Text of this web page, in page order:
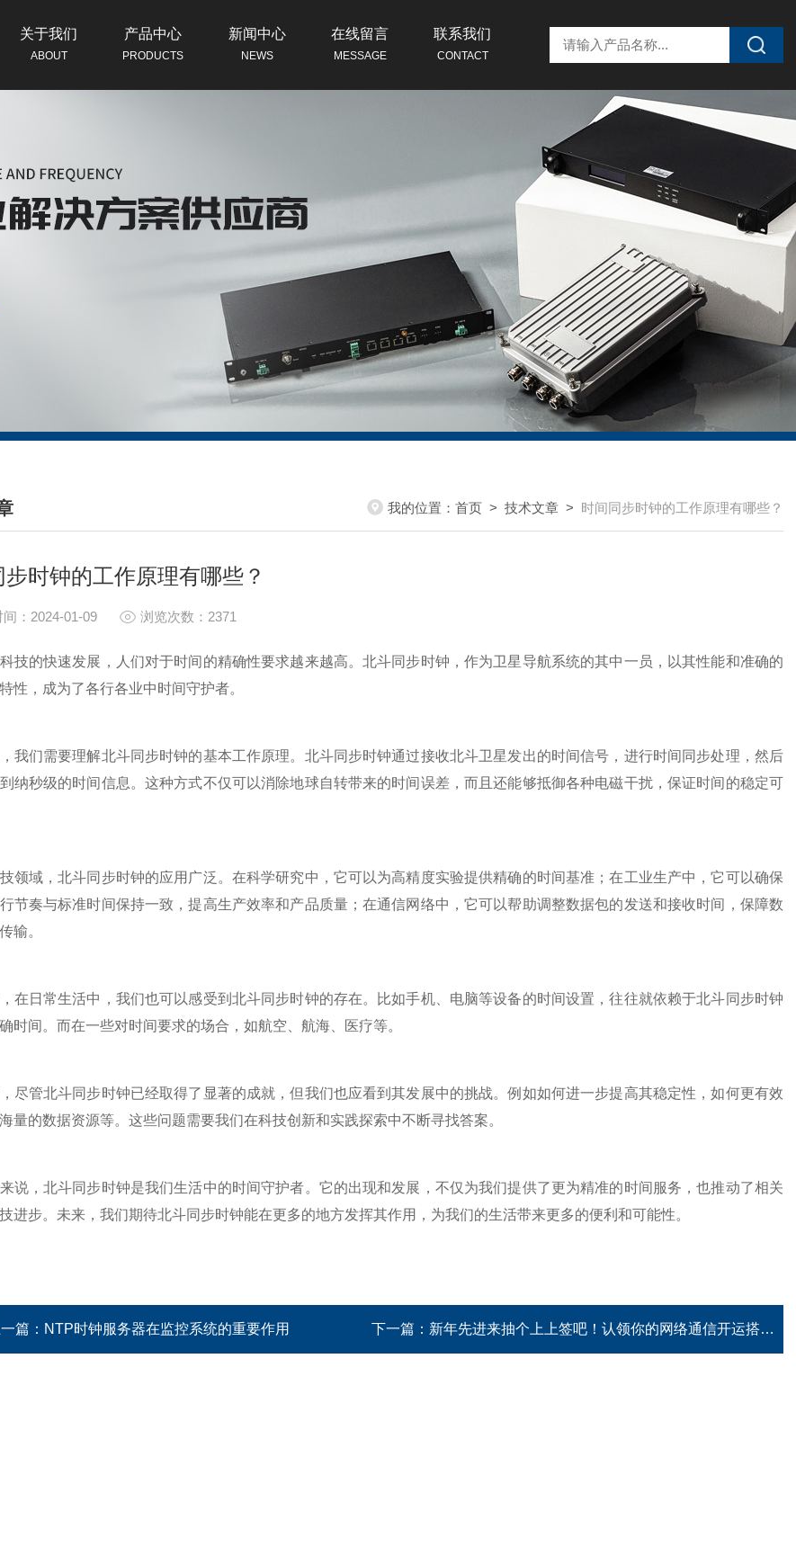
关于我们
ABOUT
产品中心
PRODUCTS
新闻中心
NEWS
在线留言
MESSAGE
联系我们
CONTACT
ARTICLES
我的位置： 首页 > 技术文章 > 时间同步时钟的工作原理有哪些？
步时钟的工作原理有哪些？
间：2024-01-09 浏览次数：2371
的快速发展，人们对于时间的精确性要求越来越高。北斗同步时钟，作为卫星导航系统的其中一员，以其性能和准确的
性，成为了各行各业中时间守护者。
们需要理解北斗同步时钟的基本工作原理。北斗同步时钟通过接收北斗卫星发出的时间信号，进行时间同步处理，然后
纳秒级的时间信息。这种方式不仅可以消除地球自转带来的时间误差，而且还能够抵御各种电磁干扰，保证时间的稳定可
域，北斗同步时钟的应用广泛。在科学研究中，它可以为高精度实验提供精确的时间基准；在工业生产中，它可以确保
节奏与标准时间保持一致，提高生产效率和产品质量；在通信网络中，它可以帮助调整数据包的发送和接收时间，保障数
输。
日常生活中，我们也可以感受到北斗同步时钟的存在。比如手机、电脑等设备的时间设置，往往就依赖于北斗同步时钟
时间。而在一些对时间要求的场合，如航空、航海、医疗等。
管北斗同步时钟已经取得了显著的成就，但我们也应看到其发展中的挑战。例如如何进一步提高其稳定性，如何更有效
量的数据资源等。这些问题需要我们在科技创新和实践探索中不断寻找答案。
，北斗同步时钟是我们生活中的时间守护者。它的出现和发展，不仅为我们提供了更为精准的时间服务，也推动了相关
进步。未来，我们期待北斗同步时钟能在更多的地方发挥其作用，为我们的生活带来更多的便利和可能性。
一篇： NTP时钟服务器在监控系统的重要作用 下一篇： 新年先进来抽个上上签吧！认领你的网络通信开运搭子~